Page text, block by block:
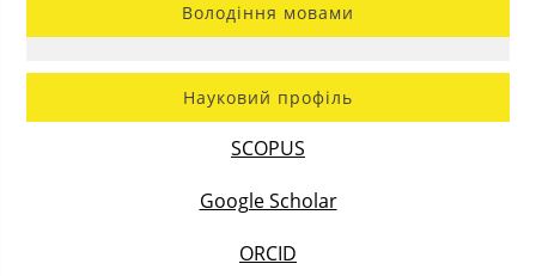
Володіння мовами
Науковий профіль
SCOPUS
Google Scholar
ORCID